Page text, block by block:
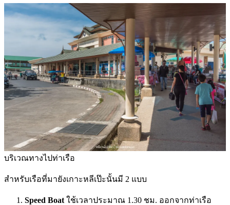
บริเวณทางไปท่าเรือ
สำหรับเรือที่มายังเกาะหลีเป๊ะนั้นมี 2 แบบ
Speed Boat ใช้เวลาประมาณ 1.30 ชม. ออกจากท่าเรือ